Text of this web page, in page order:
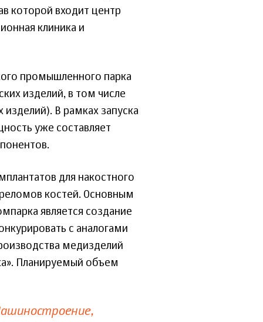
которой входит центр
клиника и
промышленного парка
изделий, в том числе
В рамках запуска
уже составляет
для накостного
костей. Основным
является создание
с аналогами
медизделий
Планируемый объем